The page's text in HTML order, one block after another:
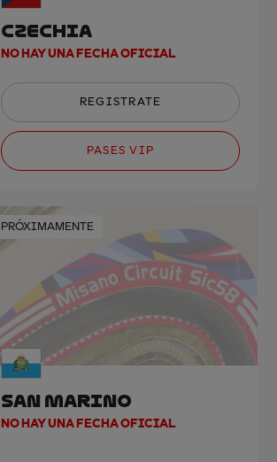
CZECHIA
NO HAY UNA FECHA OFICIAL
REGISTRATE
PASES VIP
PRÓXIMAMENTE
SAN MARINO
NO HAY UNA FECHA OFICIAL